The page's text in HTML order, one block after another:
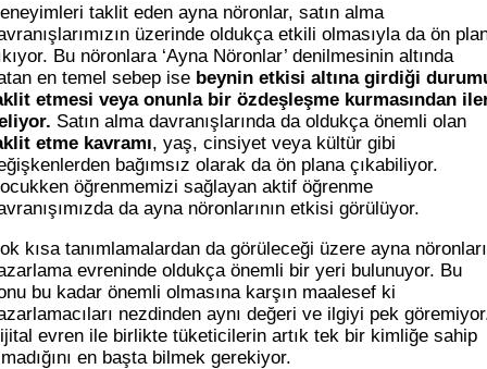
taklit eden ayna nöronlar, satın alma
üzerinde oldukça etkili olmasıyla da ön
Bu nöronlara ‘Ayna Nöronlar’ denilmesinin altında
en temel sebep ise beynin etkisi altına girdiği
etmesi veya onunla bir özdeşleşme kurmasından
Satın alma davranışlarında da oldukça önemli olan
etme kavramı, yaş, cinsiyet veya kültür gibi
bağımsız olarak da ön plana çıkabiliyor.
öğrenmemizi sağlayan aktif öğrenme
da ayna nöronlarının etkisi görülüyor.
kısa tanımlamalardan da görüleceği üzere ayna
evreninde oldukça önemli bir yeri bulunuyor. Bu
bu kadar önemli olmasına karşın maalesef ki
nezdinden aynı değeri ve ilgiyi pek
evren ile birlikte tüketicilerin artık tek bir kimliğe sahip
en başta bilmek gerekiyor.